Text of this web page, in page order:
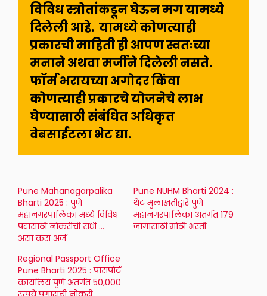
विविध स्त्रोतांकडून घेऊन मग यामध्ये
दिलेली आहे.  यामध्ये कोणत्याही
प्रकारची माहिती ही आपण स्वतःच्या
मनाने अथवा मर्जीने दिलेली नसते.
फॉर्म भरायच्या अगोदर किंवा
कोणत्याही प्रकारचे योजनेचे लाभ
घेण्यासाठी संबंधित अधिकृत
वेबसाईटला भेट द्या.
Pune Mahanagarpalika
Bharti 2025 : पुणे
महानगरपालिका मध्ये विविध
पदांसाठी नोकरीची संधी …
असा करा अर्ज
Pune NUHM Bharti 2024 :
थेट मुलाखतीद्वारे पुणे
महानगरपालिका अंतर्गत 179
जागांसाठी मोठी भरती
Regional Passport Office
Pune Bharti 2025 : पासपोर्ट
कार्यालय पुणे अंतर्गत 50,000